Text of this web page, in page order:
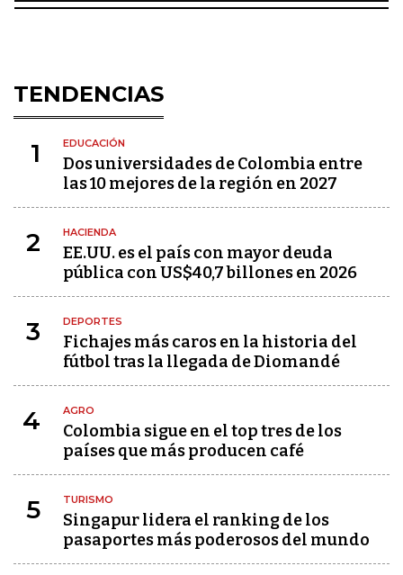
TENDENCIAS
1 EDUCACIÓN
Dos universidades de Colombia entre
las 10 mejores de la región en 2027
2 HACIENDA
EE.UU. es el país con mayor deuda
pública con US$40,7 billones en 2026
3 DEPORTES
Fichajes más caros en la historia del
fútbol tras la llegada de Diomandé
4 AGRO
Colombia sigue en el top tres de los
países que más producen café
5 TURISMO
Singapur lidera el ranking de los
pasaportes más poderosos del mundo